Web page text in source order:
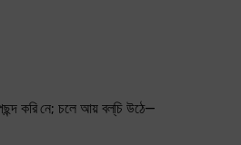
করি নে; চলে আয় বল্‌চি উঠে—